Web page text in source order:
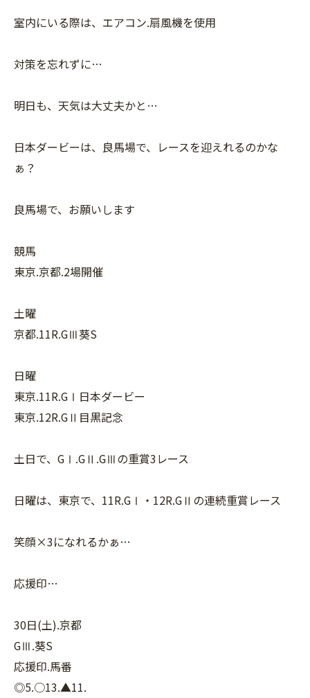
室内にいる際は、エアコン.扇風機を使用
対策を忘れずに…
明日も、天気は大丈夫かと…
日本ダービーは、良馬場で、レースを迎えれるのかな
ぁ？
良馬場で、お願いします
競馬
東京.京都.2場開催
土曜
京都.11R.GⅢ葵S
日曜
東京.11R.GⅠ日本ダービー
東京.12R.GⅡ目黒記念
土日で、GⅠ.GⅡ.GⅢの重賞3レース
日曜は、東京で、11R.GⅠ・12R.GⅡの連続重賞レース
笑顔×3になれるかぁ…
応援印…
30日(土).京都
GⅢ.葵S
応援印.馬番
◎5.○13.▲11.